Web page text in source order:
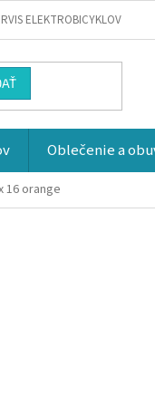
ELEKTROBICYKLOV
Oblečenie a
16 orange